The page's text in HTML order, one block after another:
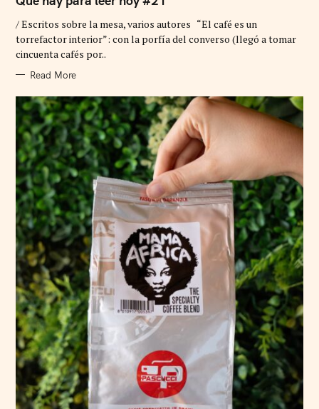
E
O
R
I
E
/ Escritos sobre la mesa, varios autores “El café es un
torrefactor interior”: con la porfía del converso (llegó a tomar
cincuenta cafés por..
Read More